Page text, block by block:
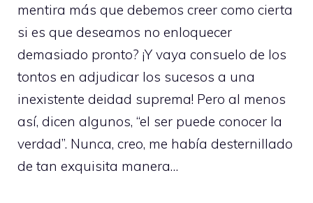
mentira más que debemos creer como cierta
si es que deseamos no enloquecer
demasiado pronto? ¡Y vaya consuelo de los
tontos en adjudicar los sucesos a una
inexistente deidad suprema! Pero al menos
así, dicen algunos, “el ser puede conocer la
verdad”. Nunca, creo, me había desternillado
de tan exquisita manera…